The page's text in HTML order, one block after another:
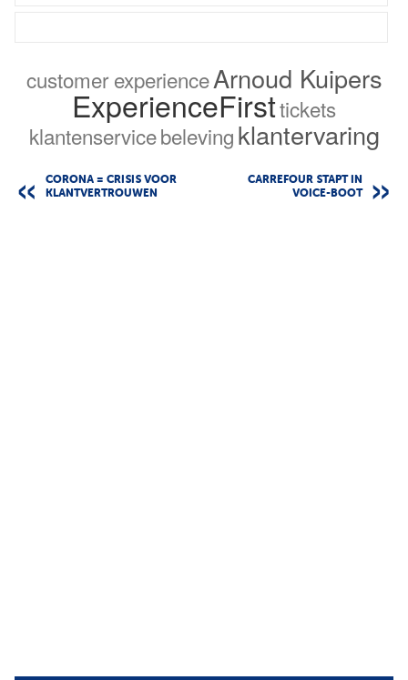
customer experienceArnoud Kuipers
ExperienceFirsttickets
klantenservicebelevingklantervaring
CORONA = CRISIS VOOR
KLANTVERTROUWEN
CARREFOUR STAPT IN
VOICE-BOOT